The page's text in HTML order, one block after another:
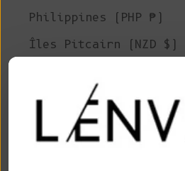
Philippines (PHP ₱)
Îles Pitcairn (NZD $)
Portugal (EUR €)
Qatar (QAR ر.ق)